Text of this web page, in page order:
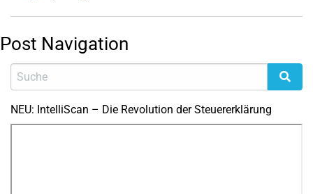
Post Navigation
NEU: IntelliScan – Die Revolution der Steuererklärung